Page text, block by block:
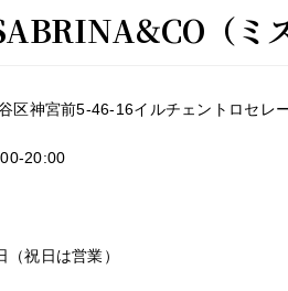
（ミ
区神宮前5-46-16イルチェントロセレ
20:00
祝日は営業）